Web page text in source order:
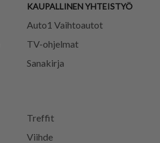
Treffit
Viihde
KAUPALLINEN YHTEISTYÖ
Auto1 Vaihtoautot
TV-ohjelmat
Sanakirja